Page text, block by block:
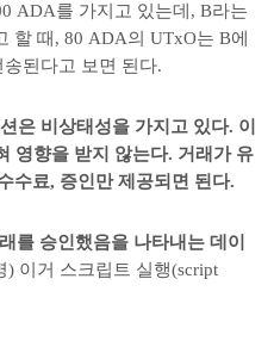
ADA를 가지고 있는데, B라는
할 때, 80 ADA의 UTxO는 B에
된다고 보면 된다.
은 비상태성을 가지고 있다. 이
영향을 받지 않는다. 거래가 유
수료, 증인만 제공되면 된다.
를 승인했음을 나타내는 데이
) 이거 스크립트 실행(script